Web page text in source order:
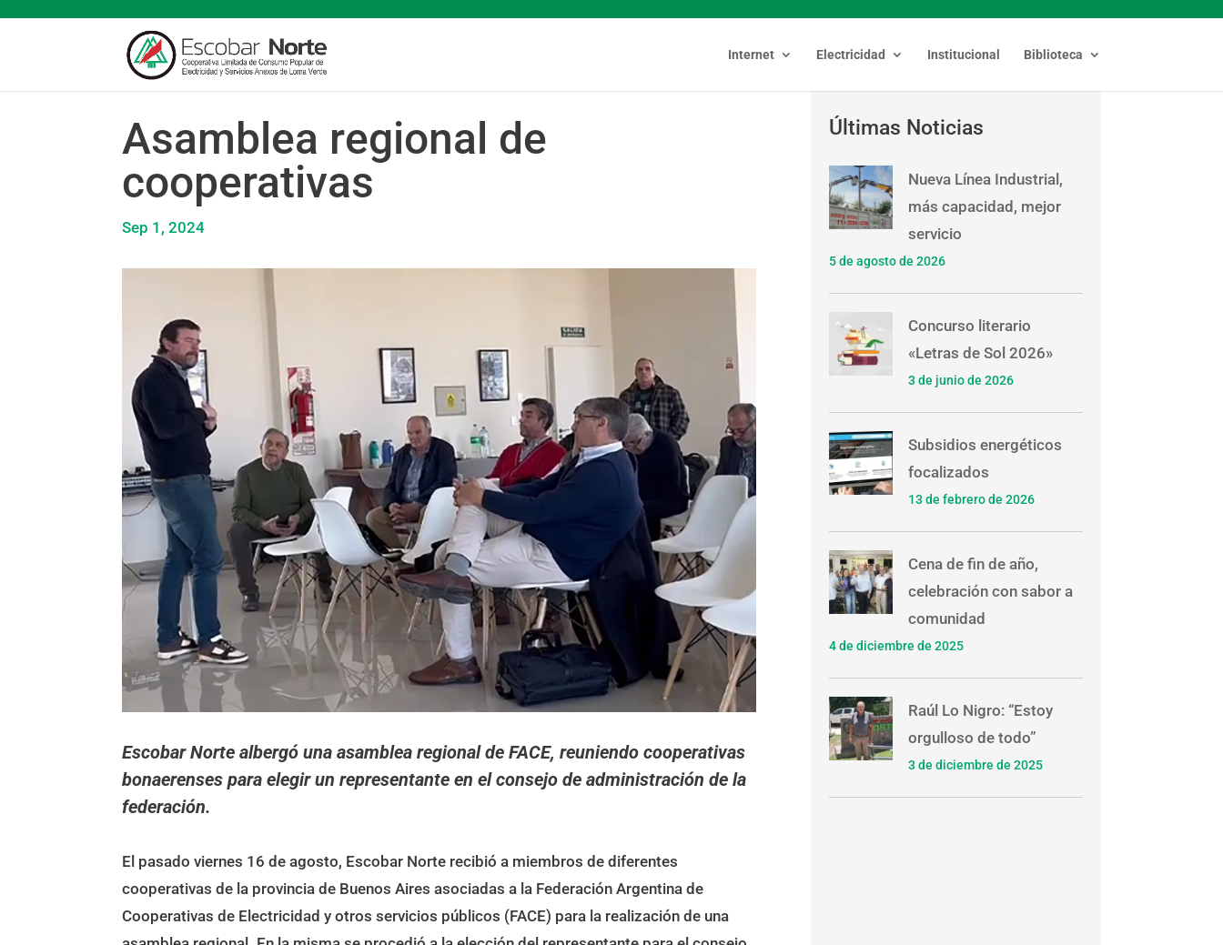
Internet Electricidad Institucional Biblioteca
Asamblea regional de
cooperativas
Sep 1, 2024
Escobar Norte albergó una asamblea regional de FACE, reuniendo cooperativas
bonaerenses para elegir un representante en el consejo de administración de la
federación.
El pasado viernes 16 de agosto, Escobar Norte recibió a miembros de diferentes
cooperativas de la provincia de Buenos Aires asociadas a la Federación Argentina de
Cooperativas de Electricidad y otros servicios públicos (FACE) para la realización de una
Últimas Noticias
Nueva Línea Industrial,
más capacidad, mejor
servicio
5 de agosto de 2026
Concurso literario
«Letras de Sol 2026»
3 de junio de 2026
Subsidios energéticos
focalizados
13 de febrero de 2026
Cena de fin de año,
celebración con sabor a
comunidad
4 de diciembre de 2025
Raúl Lo Nigro: “Estoy
orgulloso de todo”
3 de diciembre de 2025